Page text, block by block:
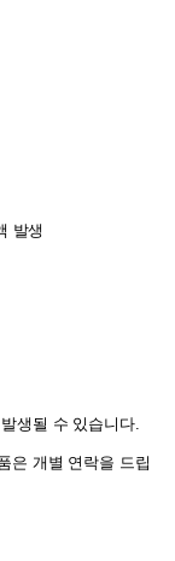
발생
생될 수 있습니다.
은 개별 연락을 드립